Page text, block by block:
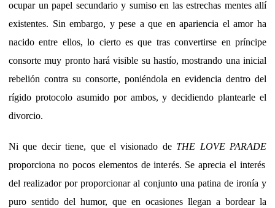
ocupar un papel secundario y sumiso en las estrechas mentes allí
existentes. Sin embargo, y pese a que en apariencia el amor ha
nacido entre ellos, lo cierto es que tras convertirse en príncipe
consorte muy pronto hará visible su hastío, mostrando una inicial
rebelión contra su consorte, poniéndola en evidencia dentro del
rígido protocolo asumido por ambos, y decidiendo plantearle el
divorcio.
Ni que decir tiene, que el visionado de THE LOVE PARADE
proporciona no pocos elementos de interés. Se aprecia el interés
del realizador por proporcionar al conjunto una patina de ironía y
puro sentido del humor, que en ocasiones llegan a bordear la